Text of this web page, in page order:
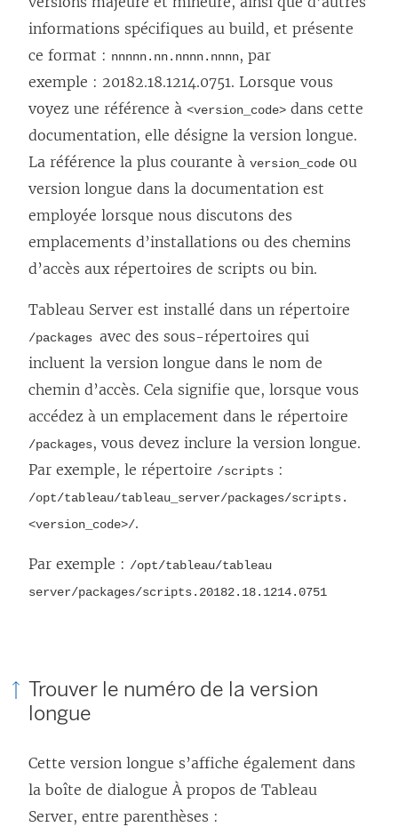
informations spécifiques au build, et présente
ce format : nnnnn.nn.nnnn.nnnn, par
exemple : 20182.18.1214.0751. Lorsque vous
voyez une référence à <version_code> dans cette
documentation, elle désigne la version longue.
La référence la plus courante à version_code ou
version longue dans la documentation est
employée lorsque nous discutons des
emplacements d’installations ou des chemins
d’accès aux répertoires de scripts ou bin.
Tableau Server est installé dans un répertoire
/packages avec des sous-répertoires qui
incluent la version longue dans le nom de
chemin d’accès. Cela signifie que, lorsque vous
accédez à un emplacement dans le répertoire
/packages, vous devez inclure la version longue.
Par exemple, le répertoire /scripts :
/opt/tableau/tableau_server/packages/scripts.
<version_code>/.
Par exemple : /opt/tableau/tableau
server/packages/scripts.20182.18.1214.0751
Trouver le numéro de la version
longue
Cette version longue s’affiche également dans
la boîte de dialogue À propos de Tableau
Server, entre parenthèses :